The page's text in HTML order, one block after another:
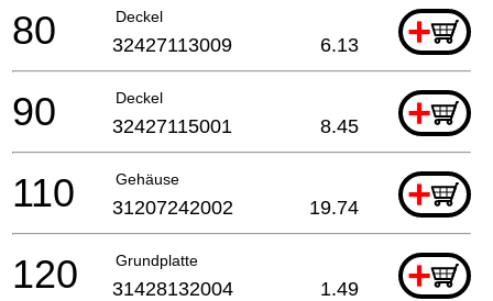
Deckel +
80 32427113009 6.13
Deckel +
90 32427115001 8.45
Gehäuse +
110 31207242002 19.74
Grundplatte +
120 31428132004 1.49